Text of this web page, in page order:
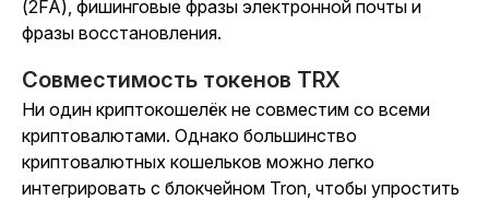
(2FA), фишинговые фразы электронной почты и
фразы восстановления.
Совместимость токенов TRX
Ни один криптокошелёк не совместим со всеми
криптовалютами. Однако большинство
криптовалютных кошельков можно легко
интегрировать с блокчейном Tron, чтобы упростить